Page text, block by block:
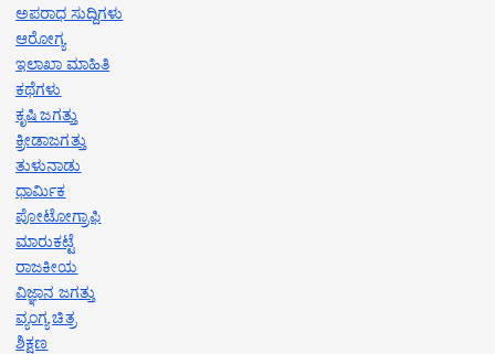
ಅಪರಾಧ ಸುದ್ದಿಗಳು
ಆರೋಗ್ಯ
ಇಲಾಖಾ ಮಾಹಿತಿ
ಕಥೆಗಳು
ಕೃಷಿ ಜಗತ್ತು
ಕ್ರೀಡಾಜಗತ್ತು
ತುಳುನಾಡು
ಧಾರ್ಮಿಕ
ಪೋಟೋಗ್ರಾಫಿ
ಮಾರುಕಟ್ಟೆ
ರಾಜಕೀಯ
ವಿಜ್ಞಾನ ಜಗತ್ತು
ವ್ಯಂಗ್ಯ ಚಿತ್ರ
ಶಿಕ್ಷಣ